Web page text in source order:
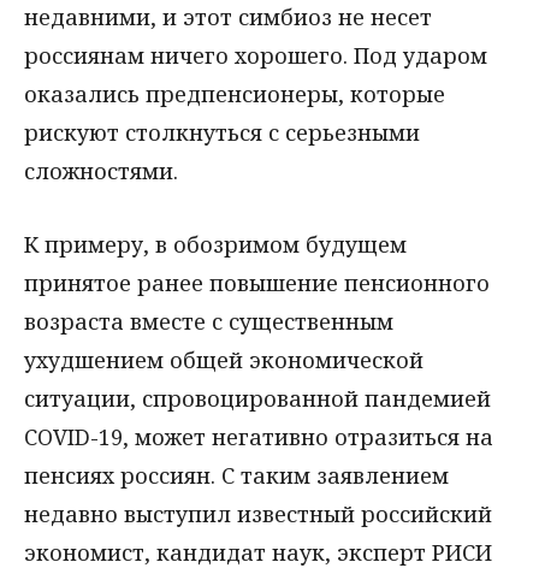
недавними, и этот симбиоз не несет
россиянам ничего хорошего. Под ударом
оказались предпенсионеры, которые
рискуют столкнуться с серьезными
сложностями.
К примеру, в обозримом будущем
принятое ранее повышение пенсионного
возраста вместе с существенным
ухудшением общей экономической
ситуации, спровоцированной пандемией
COVID-19, может негативно отразиться на
пенсиях россиян. С таким заявлением
недавно выступил известный российский
экономист, кандидат наук, эксперт РИСИ